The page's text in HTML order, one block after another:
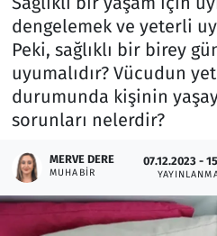
dengelemek ve yeterli
Peki, sağlıklı bir birey
uyumalıdır? Vücudun
durumunda kişinin
sorunları nelerdir?
MERVE DERE
MUHABIR
07.12.2023 -
Memur ve Kamu
Otomobil
Oyun
Ramazan
Resmi İlanlar